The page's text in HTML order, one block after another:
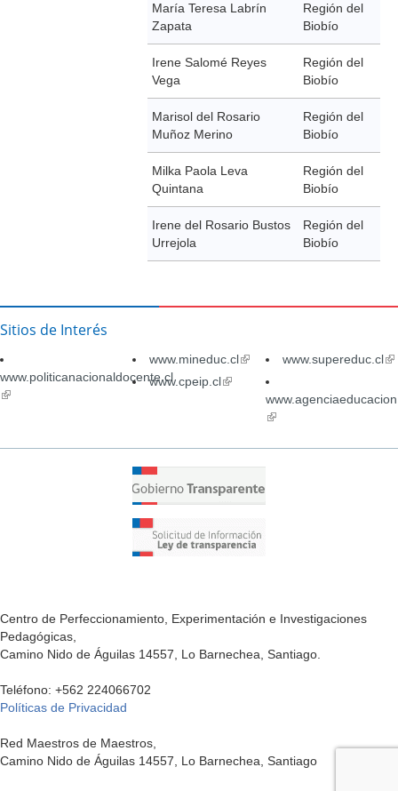
María Teresa Labrín
Zapata
Región del
Biobío
Irene Salomé Reyes
Vega
Región del
Biobío
Marisol del Rosario
Muñoz Merino
Región del
Biobío
Milka Paola Leva
Quintana
Región del
Biobío
Irene del Rosario Bustos
Urrejola
Región del
Biobío
Sitios de Interés
www.politicanacionaldocente.cl
(link
www.mineduc.cl(link
external)
www.supereduc.cl
www.cpeip.cl(link
external)(link
external)
Centro de Perfeccionamiento, Experimentación e Investigaciones
Pedagógicas,
Camino Nido de Águilas 14557, Lo Barnechea, Santiago.
Teléfono: +562 224066702
Políticas de Privacidad
Red Maestros de Maestros,
Camino Nido de Águilas 14557, Lo Barnechea, Santiago